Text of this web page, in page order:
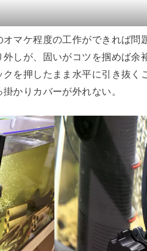
マケ程度の工作ができれば問
しが、固いがコツを掴めば余
を押したまま水平に引き抜く
かりカバーが外れない。